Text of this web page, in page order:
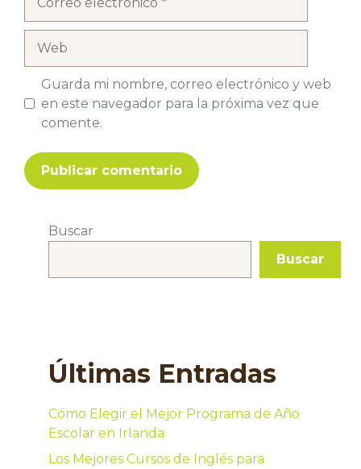
electrónico
Guarda mi nombre, correo electrónico y web
en este navegador para la próxima vez que
comente.
Buscar
Buscar
Últimas Entradas
Cómo Elegir el Mejor Programa de Año
Escolar en Irlanda
Los Mejores Cursos de Inglés para